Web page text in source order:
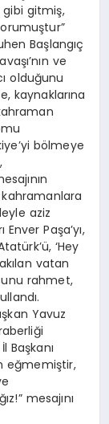
gibi gitmiş,
Başlangıç
ve
olduğunu
kaynaklarına
bölmeye
aziz
Paşa’yı,
‘Hey
vatan
rahmet,
Yavuz
Başkanı
eğmemiştir,
mesajını